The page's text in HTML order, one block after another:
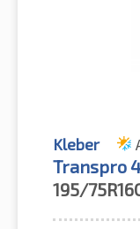
Kleber
Transpro
195/